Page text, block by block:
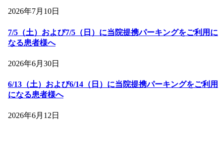
2026年7月10日
7/5（土）および7/5（日）に当院提携パーキングをご利用に
なる患者様へ
2026年6月30日
6/13（土）および6/14（日）に当院提携パーキングをご利用
になる患者様へ
2026年6月12日